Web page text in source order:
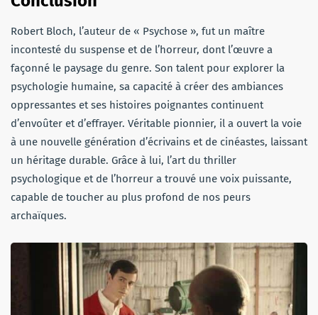
Robert Bloch, l’auteur de « Psychose », fut un maître
incontesté du suspense et de l’horreur, dont l’œuvre a
façonné le paysage du genre. Son talent pour explorer la
psychologie humaine, sa capacité à créer des ambiances
oppressantes et ses histoires poignantes continuent
d’envoûter et d’effrayer. Véritable pionnier, il a ouvert la voie
à une nouvelle génération d’écrivains et de cinéastes, laissant
un héritage durable. Grâce à lui, l’art du thriller
psychologique et de l’horreur a trouvé une voix puissante,
capable de toucher au plus profond de nos peurs
archaïques.